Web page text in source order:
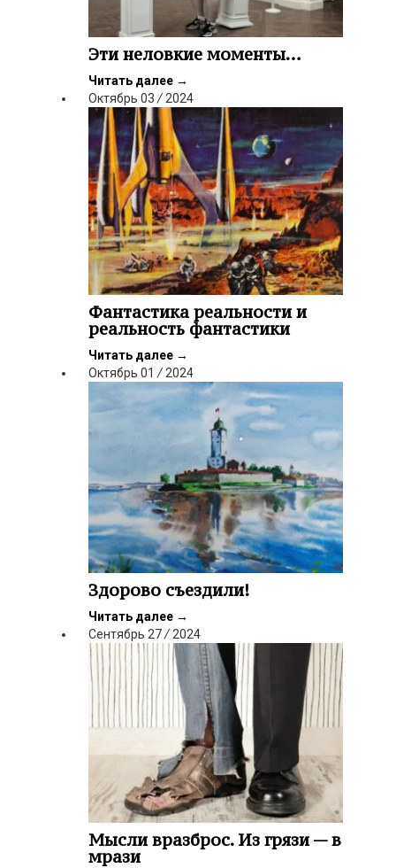
Эти неловкие моменты…
Читать далее →
Октябрь 03 / 2024
Фантастика реальности и
реальность фантастики
Читать далее →
Октябрь 01/2024
Здорово съездили!
Читать далее →
Сентябрь 27/2024
Мысли вразброс. Из грязи — в
мрази